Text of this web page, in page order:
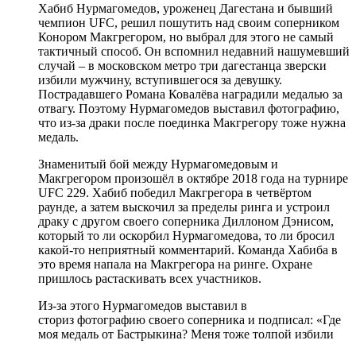
Хабиб Нурмагомедов, уроженец Дагестана и бывший
чемпион UFC, решил пошутить над своим соперником
Конором Макгрегором, но выбрал для этого не самый
тактичный способ. Он вспомнил недавний нашумевший
случай – в московском метро три дагестанца зверски
избили мужчину, вступившегося за девушку.
Пострадавшего Романа Ковалёва наградили медалью за
отвагу. Поэтому Нурмагомедов выставил фотографию,
что из-за драки после поединка Макгрегору тоже нужна
медаль.
Знаменитый бой между Нурмагомедовым и
Макгрегором произошёл в октябре 2018 года на турнире
UFC 229. Хабиб победил Макгрегора в четвёртом
раунде, а затем выскочил за пределы ринга и устроил
драку с другом своего соперника Диллоном Дэнисом,
который то ли оскорбил Нурмагомедова, то ли бросил
какой-то неприятный комментарий. Команда Хабиба в
это время напала на Макгрегора на ринге. Охране
пришлось растаскивать всех участников.
Из-за этого Нурмагомедов выставил в
сториз фотографию своего соперника и подписал: «Где
моя медаль от Бастрыкина? Меня тоже толпой избили